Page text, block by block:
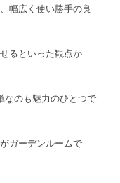
幅広く使い勝手の良
るといった観点か
なのも魅力のひとつで
ガーデンルームで